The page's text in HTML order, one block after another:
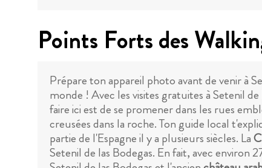
Points Forts des
Prépare ton appareil photo avant de venir à
monde ! Avec les visites gratuites à Setenil
faire ici est de se promener dans les rues
creusées dans la roche. Ton guide local
partie de l'Espagne il y a plusieurs siècles. La
Setenil de las Bodegas. En fait, avec environ